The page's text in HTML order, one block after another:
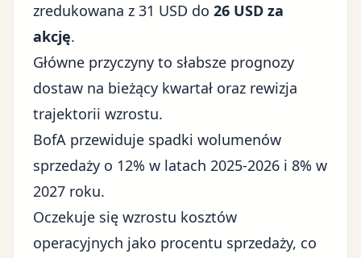
zredukowana z 31 USD do 26 USD za
akcję.
Główne przyczyny to słabsze prognozy
dostaw na bieżący kwartał oraz rewizja
trajektorii wzrostu.
BofA przewiduje spadki wolumenów
sprzedaży o 12% w latach 2025-2026 i 8% w
2027 roku.
Oczekuje się wzrostu kosztów
operacyjnych jako procentu sprzedaży, co